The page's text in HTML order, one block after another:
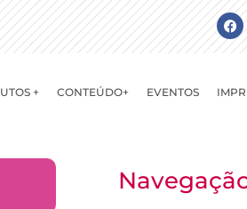
+ CONTEÚDO+ EVENTOS